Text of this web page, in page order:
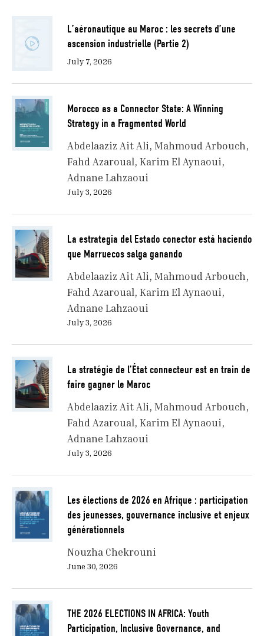
L’aéronautique au Maroc : les secrets d’une
ascension industrielle (Partie 2)
July 7, 2026
Morocco as a Connector State: A Winning
Strategy in a Fragmented World
Abdelaaziz Ait Ali Mahmoud Arbouch
Fahd Azaroual Karim El Aynaoui
Adnane Lahzaoui
July 3, 2026
La estrategia del Estado conector está haciendo
que Marruecos salga ganando
Abdelaaziz Ait Ali Mahmoud Arbouch
Fahd Azaroual Karim El Aynaoui
Adnane Lahzaoui
July 3, 2026
La stratégie de l’État connecteur est en train de
faire gagner le Maroc
Abdelaaziz Ait Ali Mahmoud Arbouch
Fahd Azaroual Karim El Aynaoui
Adnane Lahzaoui
July 3, 2026
Les élections de 2026 en Afrique : participation
des jeunesses, gouvernance inclusive et enjeux
générationnels
Nouzha Chekrouni
June 30, 2026
THE 2026 ELECTIONS IN AFRICA: Youth
Participation, Inclusive Governance, and